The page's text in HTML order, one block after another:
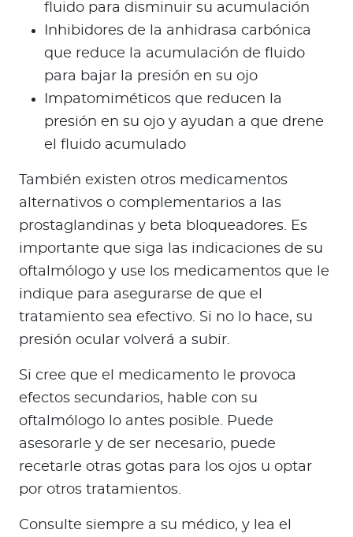
fluido para disminuir su acumulación
Inhibidores de la anhidrasa carbónica
que reduce la acumulación de fluido
para bajar la presión en su ojo
Impatomiméticos que reducen la
presión en su ojo y ayudan a que drene
el fluido acumulado
También existen otros medicamentos
alternativos o complementarios a las
prostaglandinas y beta bloqueadores. Es
importante que siga las indicaciones de su
oftalmólogo y use los medicamentos que le
indique para asegurarse de que el
tratamiento sea efectivo. Si no lo hace, su
presión ocular volverá a subir.
Si cree que el medicamento le provoca
efectos secundarios, hable con su
oftalmólogo lo antes posible. Puede
asesorarle y de ser necesario, puede
recetarle otras gotas para los ojos u optar
por otros tratamientos.
Consulte siempre a su médico, y lea el